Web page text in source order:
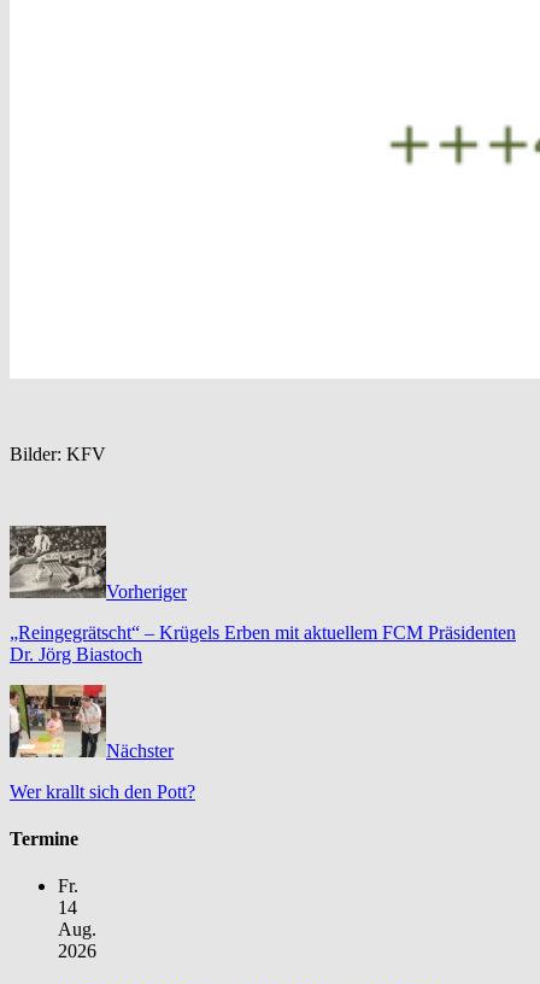
Bilder: KFV
Vorheriger
„Reingegrätscht“ – Krügels Erben mit aktuellem FCM Präsidenten
Dr. Jörg Biastoch
Nächster
Wer krallt sich den Pott?
Termine
Fr.
14
Aug.
2026